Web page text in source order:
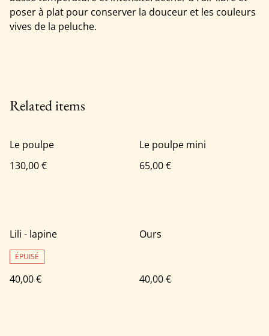
poser à plat pour conserver la douceur et les couleurs
vives de la peluche.
Related items
Le poulpe
130,00 €
Le poulpe mini
65,00 €
Lili - lapine
ÉPUISÉ
40,00 €
Ours
40,00 €